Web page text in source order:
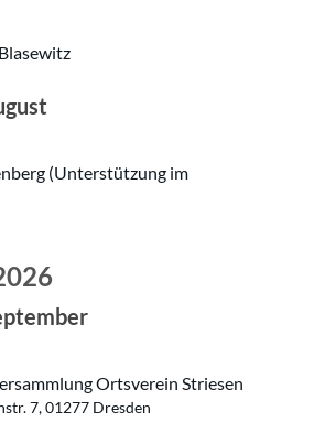
(Unterstützung im
Ortsverein Striesen
7, 01277 Dresden